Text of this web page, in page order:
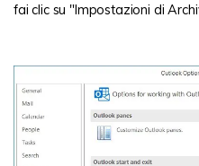
fai clic su "Impostazioni di